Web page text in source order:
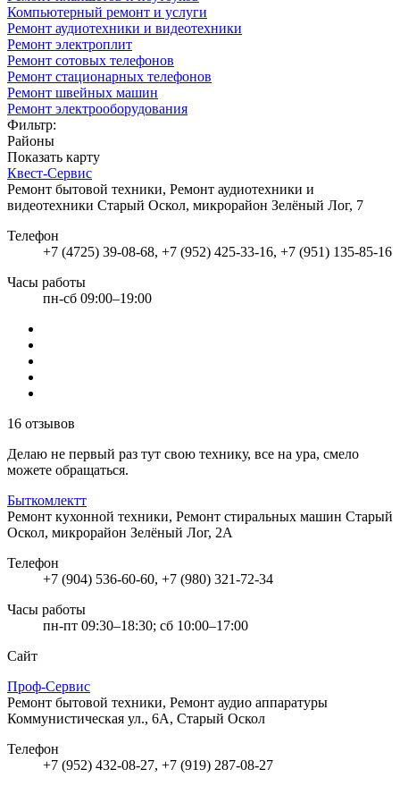
Компьютерный ремонт и услуги
Ремонт аудиотехники и видеотехники
Ремонт электроплит
Ремонт сотовых телефонов
Ремонт стационарных телефонов
Ремонт швейных машин
Ремонт электрооборудования
Фильтр:
Районы
Показать карту
Квест-Сервис
Ремонт бытовой техники, Ремонт аудиотехники и
видеотехники Старый Оскол, микрорайон Зелёный Лог, 7
Телефон
+7 (4725) 39-08-68, +7 (952) 425-33-16, +7 (951) 135-85-16
Часы работы
пн-сб 09:00–19:00
16 отзывов
Делаю не первый раз тут свою технику, все на ура, смело
можете обращаться.
Быткомлектт
Ремонт кухонной техники, Ремонт стиральных машин Старый
Оскол, микрорайон Зелёный Лог, 2А
Телефон
+7 (904) 536-60-60, +7 (980) 321-72-34
Часы работы
пн-пт 09:30–18:30; сб 10:00–17:00
Сайт
Проф-Сервис
Ремонт бытовой техники, Ремонт аудио аппаратуры
Коммунистическая ул., 6А, Старый Оскол
Телефон
+7 (952) 432-08-27, +7 (919) 287-08-27